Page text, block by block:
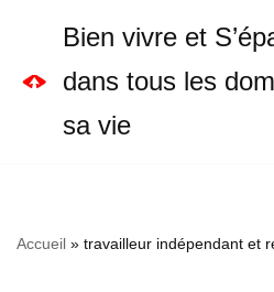
au
contenu
Bien vivre et
dans tous les
sa vie
Accueil » travailleur indépendant et